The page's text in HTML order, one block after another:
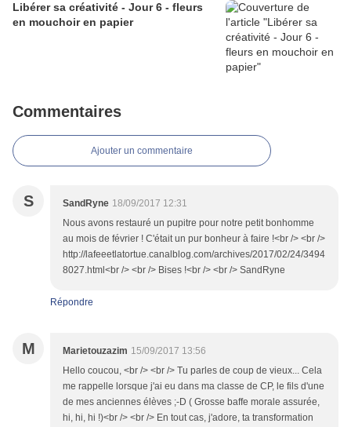
Libérer sa créativité - Jour 6 - fleurs
en mouchoir en papier
Commentaires
Ajouter un commentaire
S SandRyne 18/09/2017 12:31
Nous avons restauré un pupitre pour notre petit bonhomme
au mois de février ! C'était un pur bonheur à faire !<br /> <br />
http://lafeeetlatortue.canalblog.com/archives/2017/02/24/3494
8027.html<br /> <br /> Bises !<br /> <br /> SandRyne
Répondre
M Marietouzazim 15/09/2017 13:56
Hello coucou, <br /> <br /> Tu parles de coup de vieux... Cela
me rappelle lorsque j'ai eu dans ma classe de CP, le fils d'une
de mes anciennes élèves ;-D ( Grosse baffe morale assurée,
hi, hi, hi !)<br /> <br /> En tout cas, j'adore, ta transformation